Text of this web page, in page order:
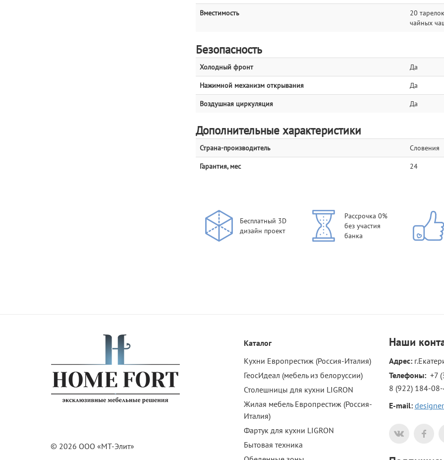
Вместимость
20
чайных
Безопасность
Холодный фронт Да
Нажимной механизм открывания Да
Воздушная циркуляция Да
Дополнительные характеристики
Страна-производитель Словения
Гарантия, мес 24
Бесплатный 3D
дизайн проект
Рассрочка 0%
без участия
банка
© 2026 ООО «МТ-Элит»
Каталог
Кухни Европрестиж (Россия-Италия)
ГеосИдеал (мебель из белоруссии)
Столешницы для кухни LIGRON
Жилая мебель Европрестиж (Россия-
Италия)
Фартук для кухни LIGRON
Бытовая техника
Наши
Адрес:
Телефоны: +7
8 (922) 184-
E-mail: